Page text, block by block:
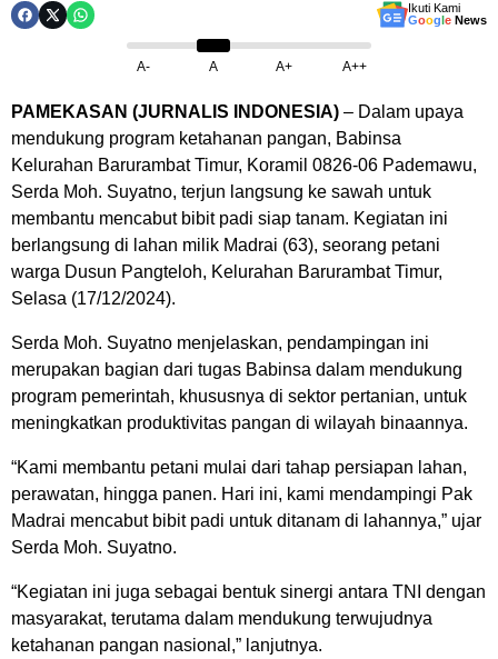
Ikuti Kami
Google News
A- A A+ A++
PAMEKASAN (JURNALIS INDONESIA) – Dalam upaya
mendukung program ketahanan pangan, Babinsa
Kelurahan Barurambat Timur, Koramil 0826-06 Pademawu,
Serda Moh. Suyatno, terjun langsung ke sawah untuk
membantu mencabut bibit padi siap tanam. Kegiatan ini
berlangsung di lahan milik Madrai (63), seorang petani
warga Dusun Pangteloh, Kelurahan Barurambat Timur,
Selasa (17/12/2024).
Serda Moh. Suyatno menjelaskan, pendampingan ini
merupakan bagian dari tugas Babinsa dalam mendukung
program pemerintah, khususnya di sektor pertanian, untuk
meningkatkan produktivitas pangan di wilayah binaannya.
“Kami membantu petani mulai dari tahap persiapan lahan,
perawatan, hingga panen. Hari ini, kami mendampingi Pak
Madrai mencabut bibit padi untuk ditanam di lahannya,” ujar
Serda Moh. Suyatno.
“Kegiatan ini juga sebagai bentuk sinergi antara TNI dengan
masyarakat, terutama dalam mendukung terwujudnya
ketahanan pangan nasional,” lanjutnya.